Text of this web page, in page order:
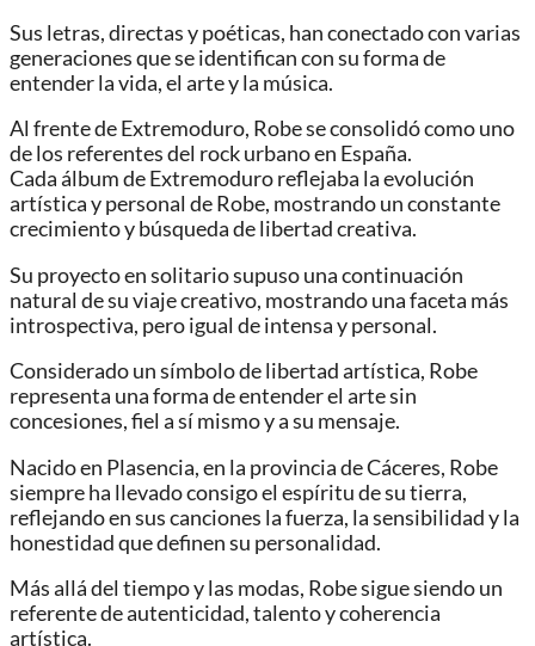
Sus letras, directas y poéticas, han conectado con varias
generaciones que se identifican con su forma de
entender la vida, el arte y la música.
Al frente de Extremoduro, Robe se consolidó como uno
de los referentes del rock urbano en España.
Cada álbum de Extremoduro reflejaba la evolución
artística y personal de Robe, mostrando un constante
crecimiento y búsqueda de libertad creativa.
Su proyecto en solitario supuso una continuación
natural de su viaje creativo, mostrando una faceta más
introspectiva, pero igual de intensa y personal.
Considerado un símbolo de libertad artística, Robe
representa una forma de entender el arte sin
concesiones, fiel a sí mismo y a su mensaje.
Nacido en Plasencia, en la provincia de Cáceres, Robe
siempre ha llevado consigo el espíritu de su tierra,
reflejando en sus canciones la fuerza, la sensibilidad y la
honestidad que definen su personalidad.
Más allá del tiempo y las modas, Robe sigue siendo un
referente de autenticidad, talento y coherencia
artística.